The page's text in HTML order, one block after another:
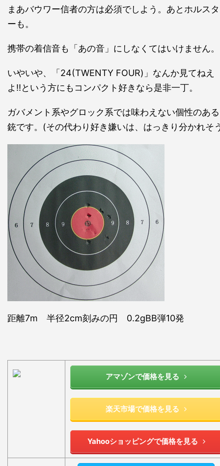
まあバウワー信者の方は必須でしよう。あとホルスタ
ーも。
携帯の着信音も「あの音」にしなくてはいけません。
いやいや、「24(TWENTY FOUR)」なんか見てねえ
よ!!という方にもコンパクト好きなら是非一丁。
ガバメント系やグロック系では味わえない個性のある
銃です。(その代わり好き嫌いは、はっきり分かれそ
距離7m 半径2cm刻みの円 0.2gBB弾10発
アマゾンで価格を見る
楽天市場で価格を見る
Yahooショッピングで価格を見る